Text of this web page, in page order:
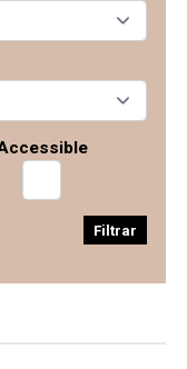
Filtrar